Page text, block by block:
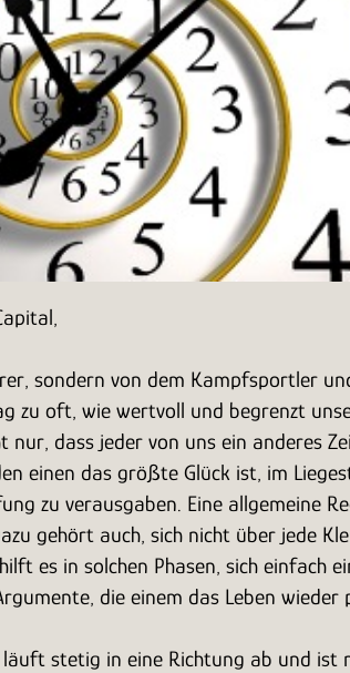
sondern von dem Kampfsportler
zu oft, wie wertvoll und begrenzt
dass jeder von uns ein anderes
einen das größte Glück ist, im
zu verausgaben. Eine allgemeine
gehört auch, sich nicht über jede
es in solchen Phasen, sich einfach
die einem das Leben
stetig in eine Richtung ab und